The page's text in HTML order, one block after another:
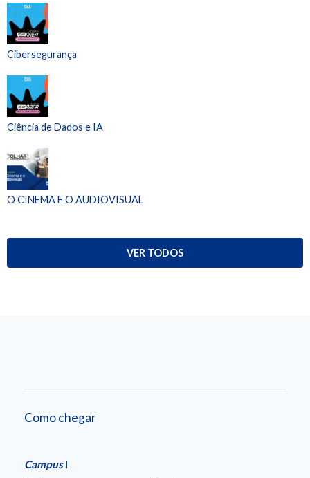
Cibersegurança
Ciência de Dados e IA
O CINEMA E O AUDIOVISUAL
VER TODOS
Como chegar
CampusI